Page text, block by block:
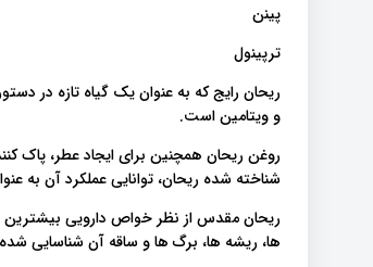
پینن
ترپینول
ریحان رایج که به عنوان یک گیاه تازه در
و ویتامین است.
روغن ریحان همچنین برای ایجاد عطر، پاک
شناخته شده ریحان، توانایی عملکرد آن به
ریحان مقدس از نظر خواص دارویی بیشترین
ها، ریشه ها، برگ ها و ساقه آن شناسایی